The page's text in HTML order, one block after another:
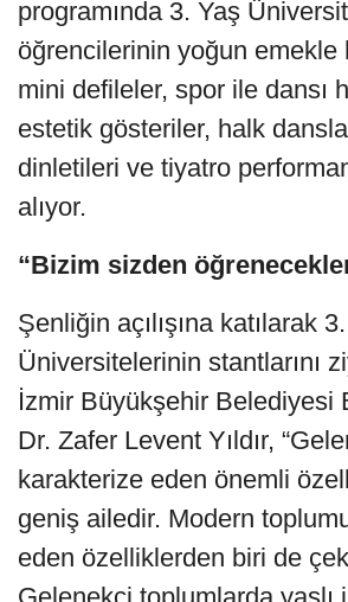
programında 3. Yaş
öğrencilerinin yoğun emekle
mini defileler, spor ile dansı
estetik gösteriler, halk
dinletileri ve tiyatro
alıyor.
“Bizim sizden
Şenliğin açılışına katılarak
Üniversitelerinin stantlarını
İzmir Büyükşehir Belediyesi
Dr. Zafer Levent Yıldır,
karakterize eden önemli
geniş ailedir. Modern
eden özelliklerden biri de